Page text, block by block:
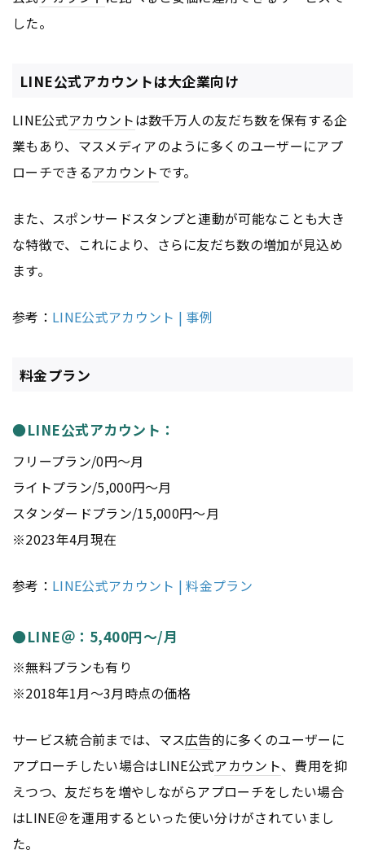
した。
LINE公式アカウントは大企業向け
LINE公式アカウントは数千万人の友だち数を保有する企
業もあり、マスメディアのように多くのユーザーにアプ
ローチできるアカウントです。
また、スポンサードスタンプと連動が可能なことも大き
な特徴で、これにより、さらに友だち数の増加が見込め
ます。
参考： LINE公式アカウント | 事例
料金プラン
●LINE公式アカウント：
フリープラン/0円〜月
ライトプラン/5,000円〜月
スタンダードプラン/15,000円〜月
※2023年4月現在
参考： LINE公式アカウント | 料金プラン
●LINE＠：5,400円〜/月
※無料プランも有り
※2018年1月〜3月時点の価格
サービス統合前までは、マス広告的に多くのユーザーに
アプローチしたい場合はLINE公式アカウント、費用を抑
えつつ、友だちを増やしながらアプローチをしたい場合
はLINE＠を運用するといった使い分けがされていまし
た。